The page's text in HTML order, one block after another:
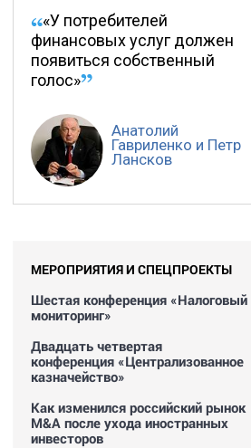
«У потребителей
финансовых услуг должен
появиться собственный
голос»
Анатолий
Гавриленко и Петр
Лансков
МЕРОПРИЯТИЯ И СПЕЦПРОЕКТЫ
Шестая конференция «Налоговый
мониторинг»
Двадцать четвертая
конференция «Централизованное
казначейство»
Как изменился российский рынок
M&A после ухода иностранных
инвесторов